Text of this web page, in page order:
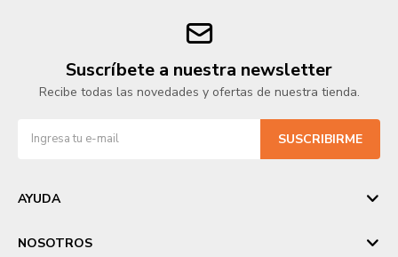
Suscríbete a nuestra newsletter
Recibe todas las novedades y ofertas de nuestra tienda.
SUSCRIBIRME
AYUDA
NOSOTROS